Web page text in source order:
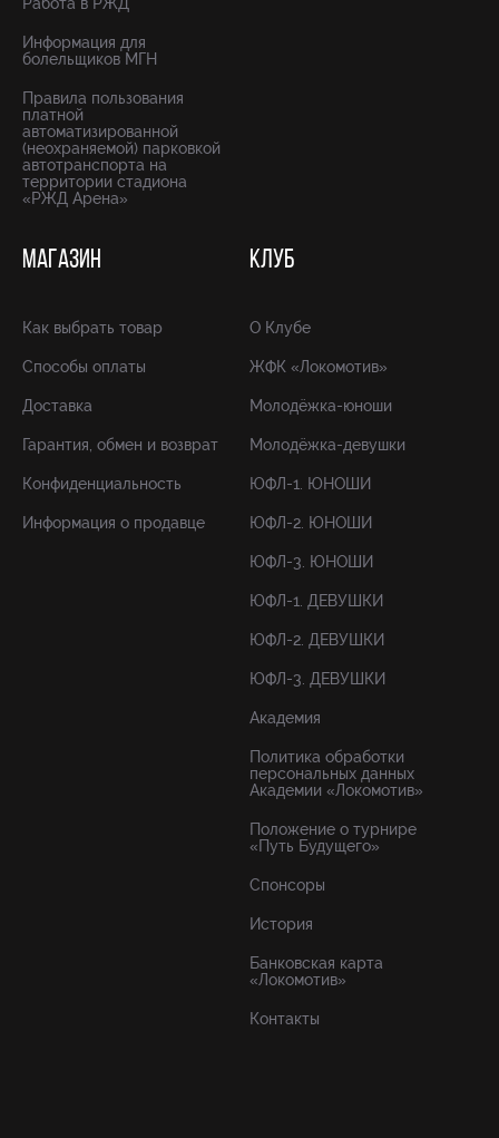
Информация для
болельщиков МГН
Правила пользования
платной
автоматизированной
(неохраняемой) парковкой
автотранспорта на
территории стадиона
«РЖД Арена»
МАГАЗИН
Как выбрать товар
Способы оплаты
Доставка
Гарантия, обмен и возврат
Конфиденциальность
Информация о продавце
КЛУБ
О Клубе
ЖФК «Локомотив»
Молодёжка-юноши
Молодёжка-девушки
ЮФЛ-1. ЮНОШИ
ЮФЛ-2. ЮНОШИ
ЮФЛ-3. ЮНОШИ
ЮФЛ-1. ДЕВУШКИ
ЮФЛ-2. ДЕВУШКИ
ЮФЛ-3. ДЕВУШКИ
Академия
Политика обработки
персональных данных
Академии «Локомотив»
Положение о турнире
«Путь Будущего»
Спонсоры
История
Банковская карта
«Локомотив»
Контакты